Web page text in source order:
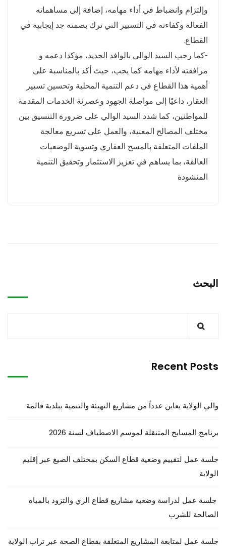
وإلتزام وانضباط في أداء مهامه، إضافة إلى مساهماته
الفعالة وكفاءته في التسيير التي ترك بصمته جد إيجابية في
القطاع.
-كما رحب السيد الوالي بالوافد الجديد، مؤكدا دعمه و
مرافقته لأداء مهامه كما يجب، حيث أكد بالمناسبة على
أهمية هذا القطاع في دعم التنمية المحلية وتحسين تسيير
العقار، داعيًا إلى مواصلة الجهود وعصرنة الخدمات المقدمة
للمواطنين، كما شدد السيد الوالي على ضرورة التنسيق بين
مختلف المصالح المعنية، والعمل على تسريع معالجة
الملفات المتعلقة بالمسح العقاري وتسوية الوضعيات
العالقة، بما يساهم في تعزيز الاستثمار وتحقيق التنمية
المنشودة
البحث
Recent Posts
والي الولاية يعاين عدداً من مشاريع التهيئة والتنمية ببلدية قالمة
برنامج المسابح المتنقلة لموسم الاصطياف لسنة 2026
جلسة عمل لتقييم وضعية قطاع السكن بمختلف الصيغ عبر إقليم
الولاية
جلسة عمل لدراسة وضعية مشاريع قطاع الري والتزود بالمياه
الصالحة للشرب
جلسة عمل لمتابعة المشاريع المتعلقة بقطاع الصحة عبر تراب الولاية